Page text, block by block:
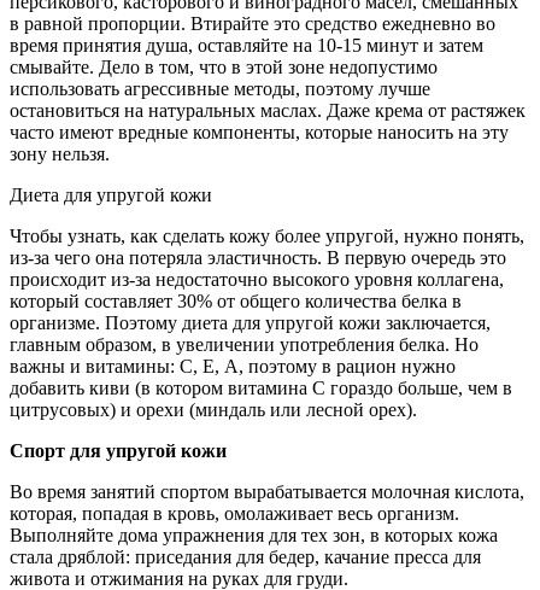
в равной пропорции. Втирайте это средство ежедневно во
время принятия душа, оставляйте на 10-15 минут и затем
смывайте. Дело в том, что в этой зоне недопустимо
использовать агрессивные методы, поэтому лучше
остановиться на натуральных маслах. Даже крема от растяжек
часто имеют вредные компоненты, которые наносить на эту
зону нельзя.
Диета для упругой кожи
Чтобы узнать, как сделать кожу более упругой, нужно понять,
из-за чего она потеряла эластичность. В первую очередь это
происходит из-за недостаточно высокого уровня коллагена,
который составляет 30% от общего количества белка в
организме. Поэтому диета для упругой кожи заключается,
главным образом, в увеличении употребления белка. Но
важны и витамины: С, Е, А, поэтому в рацион нужно
добавить киви (в котором витамина С гораздо больше, чем в
цитрусовых) и орехи (миндаль или лесной орех).
Спорт для упругой кожи
Во время занятий спортом вырабатывается молочная кислота,
которая, попадая в кровь, омолаживает весь организм.
Выполняйте дома упражнения для тех зон, в которых кожа
стала дряблой: приседания для бедер, качание пресса для
живота и отжимания на руках для груди.